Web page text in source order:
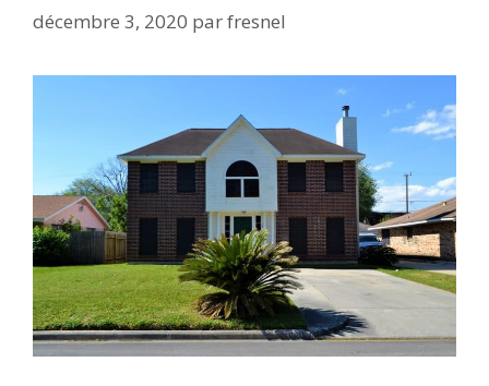
décembre 3, 2020 parfresnel